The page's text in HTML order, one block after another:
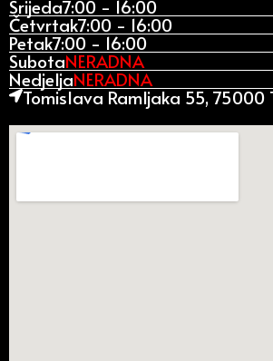
Srijeda7:00 - 16:00
Četvrtak7:00 - 16:00
Petak7:00 - 16:00
SubotaNERADNA
NedjeljaNERADNA
Tomislava Ramljaka 55, 75000